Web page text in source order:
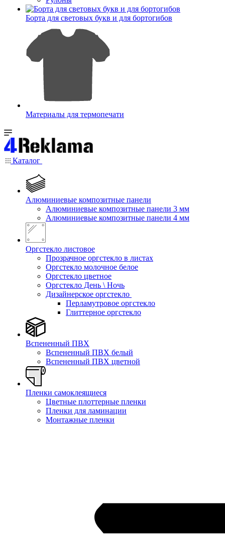
Борта для световых букв и для бортогибов
Материалы для термопечати
Каталог
Алюминиевые композитные панели
Алюминиевые композитные панели 3 мм
Алюминиевые композитные панели 4 мм
Оргстекло листовое
Прозрачное оргстекло в листах
Оргстекло молочное белое
Оргстекло цветное
Оргстекло День \ Ночь
Дизайнерское оргстекло
Перламутровое оргстекло
Глиттерное оргстекло
Вспененный ПВХ
Вспененный ПВХ белый
Вспененный ПВХ цветной
Пленки самоклеящиеся
Цветные плоттерные пленки
Пленки для ламинации
Монтажные пленки